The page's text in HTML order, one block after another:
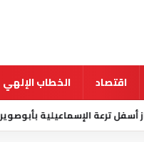
اقتصاد الخطاب الإلهي
بأبوصوير منذ 6 ساعة